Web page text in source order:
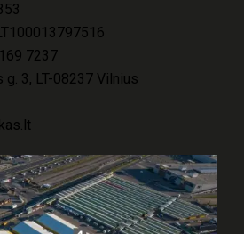
7237
g. 3, LT-08237 Vilnius